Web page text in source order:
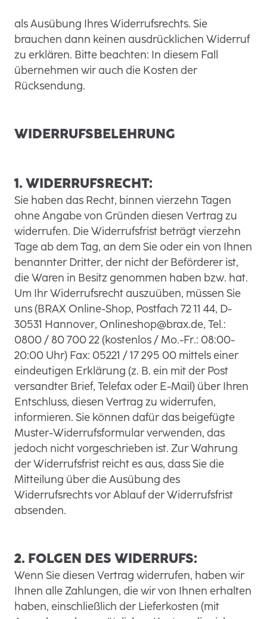
als Ausübung Ihres Widerrufsrechts. Sie
brauchen dann keinen ausdrücklichen Widerruf
zu erklären. Bitte beachten: In diesem Fall
übernehmen wir auch die Kosten der
Rücksendung.
WIDERRUFSBELEHRUNG
1. WIDERRUFSRECHT:
Sie haben das Recht, binnen vierzehn Tagen
ohne Angabe von Gründen diesen Vertrag zu
widerrufen. Die Widerrufsfrist beträgt vierzehn
Tage ab dem Tag, an dem Sie oder ein von Ihnen
benannter Dritter, der nicht der Beförderer ist,
die Waren in Besitz genommen haben bzw. hat.
Um Ihr Widerrufsrecht auszuüben, müssen Sie
uns (BRAX Online-Shop, Postfach 72 11 44, D-
30531 Hannover, Onlineshop@brax.de, Tel.:
0800 / 80 700 22 (kostenlos / Mo.-Fr.: 08:00-
20:00 Uhr) Fax: 05221 / 17 295 00 mittels einer
eindeutigen Erklärung (z. B. ein mit der Post
versandter Brief, Telefax oder E-Mail) über Ihren
Entschluss, diesen Vertrag zu widerrufen,
informieren. Sie können dafür das beigefügte
Muster-Widerrufsformular verwenden, das
jedoch nicht vorgeschrieben ist. Zur Wahrung
der Widerrufsfrist reicht es aus, dass Sie die
Mitteilung über die Ausübung des
Widerrufsrechts vor Ablauf der Widerrufsfrist
absenden.
2. FOLGEN DES WIDERRUFS:
Wenn Sie diesen Vertrag widerrufen, haben wir
Ihnen alle Zahlungen, die wir von Ihnen erhalten
haben, einschließlich der Lieferkosten (mit